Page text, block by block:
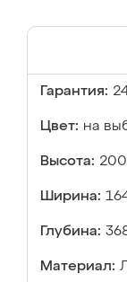
Гарантия:
Цвет: на
Высота:
Ширина:
Глубина:
Материал: